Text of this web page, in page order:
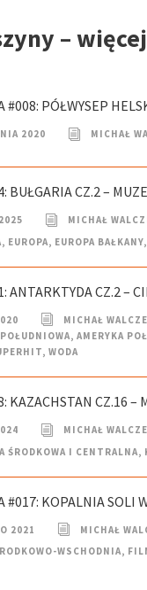
–
#008: PÓŁWYSEP
2020 MICHAŁ
BUŁGARIA CZ.2 –
MICHAŁ
, EUROPA, EUROPA BAŁKANY,
ANTARKTYDA CZ.2 –
MICHAŁ
, AMERYKA
, WODA
KAZACHSTAN CZ.16
MICHAŁ
ŚRODKOWA I CENTRALNA,
#017: KOPALNIA SOLI
2021
MICHAŁ
WSCHODNIA,